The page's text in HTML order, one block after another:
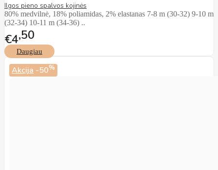
Ilgos pieno spalvos kojinės
80% medvilnė, 18% poliamidas, 2% elastanas 7-8 m (30-32) 9-10 m
(32-34) 10-11 m (34-36) ..
€4 50
Daugiau
Akcija -50%